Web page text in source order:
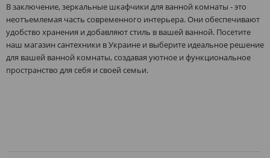
В заключение, зеркальные шкафчики для ванной комнаты - это
неотъемлемая часть современного интерьера. Они обеспечивают
удобство хранения и добавляют стиль в вашей ванной. Посетите
наш магазин сантехники в Украине и выберите идеальное решение
для вашей ванной комнаты, создавая уютное и функциональное
пространство для себя и своей семьи.